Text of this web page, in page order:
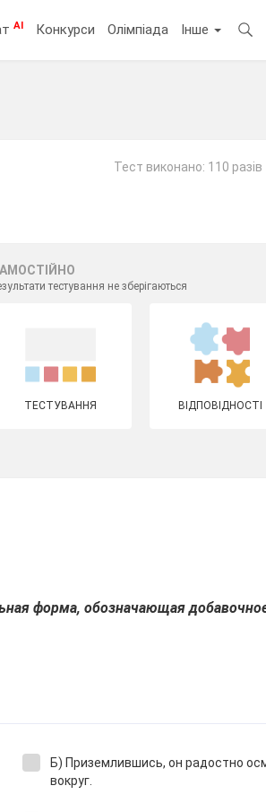
AI Конкурси Олімпіада Інше
Тест виконано: 110 разів
тестування не зберігаються
ТЕСТУВАННЯ ВІДПОВІДНОСТІ
форма, обозначающая
Б) Приземлившись, он радостно
вокруг.